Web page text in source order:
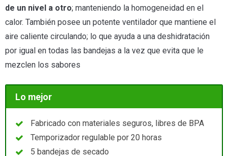
de un nivel a otro; manteniendo la homogeneidad en el
calor. También posee un potente ventilador que mantiene el
aire caliente circulando; lo que ayuda a una deshidratación
por igual en todas las bandejas a la vez que evita que le
mezclen los sabores
Lo mejor
Fabricado con materiales seguros, libres de BPA
Temporizador regulable por 20 horas
5 bandejas de secado